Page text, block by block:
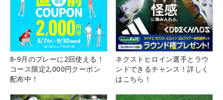
8-9月のプレーに2回使える！
コース限定2,000円クーポン
配布中！
ネクストヒロイン選手とラウ
ンドできるチャンス！詳しく
はこちら！